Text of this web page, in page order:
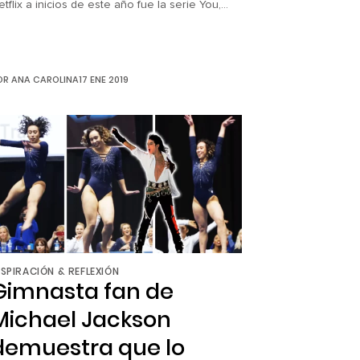
a inicios de este año fue la serie You,
ANA CAROLINA17 ENE 2019
& REFLEXIÓN
fan de
Jackson
que lo